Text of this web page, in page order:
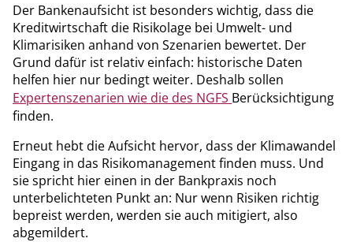
Der Bankenaufsicht ist besonders wichtig, dass die
Kreditwirtschaft die Risikolage bei Umwelt- und
Klimarisiken anhand von Szenarien bewertet. Der
Grund dafür ist relativ einfach: historische Daten
helfen hier nur bedingt weiter. Deshalb sollen
Expertenszenarien wie die des NGFS Berücksichtigung
finden.
Erneut hebt die Aufsicht hervor, dass der Klimawandel
Eingang in das Risikomanagement finden muss. Und
sie spricht hier einen in der Bankpraxis noch
unterbelichteten Punkt an: Nur wenn Risiken richtig
bepreist werden, werden sie auch mitigiert, also
abgemildert.